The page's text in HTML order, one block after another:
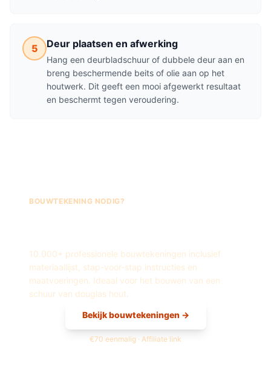
5 Deur plaatsen en afwerking
Hang een deurbladschuur of dubbele deur aan en
breng beschermende beits of olie aan op het
houtwerk. Dit geeft een mooi afgewerkt resultaat
en beschermt tegen veroudering.
BOUWTEKENING NODIG?
10.000+ professionele bouwtekeningen inclusief
materiaallijst, stap-voor-stap instructies en
maatvoeringen. Ideaal voor het bouwen van een
schuur van douglas hout
Bekijk bouwtekeningen →
€70 eenmalig · Affiliate link